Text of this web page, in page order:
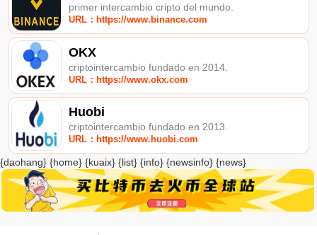
primer intercambio cripto del mundo.
URL：https://www.binance.com
OKX
criptointercambio fundado en 2014.
URL：https://www.okx.com
Huobi
criptointercambio fundado en 2013.
URL：https://www.huobi.com
{daohang} {home} {kuaix} {list} {info} {newsinfo} {news}